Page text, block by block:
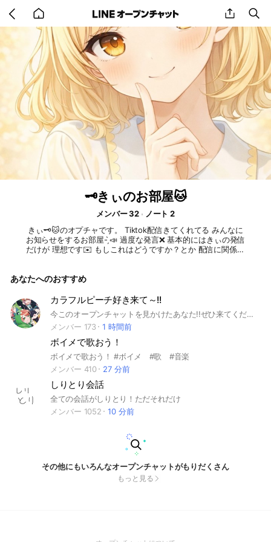
back
to
home
share
🗝きぃのお部屋🐱
メンバー 32
ノート 2
きぃ🗝🐱のオプチャです。 Tiktok配信きてくれてる みんなに
お知らせをするお部屋- ̗̀📣 過度な発言❌ 基本的にはきぃの発信
だけが 理想です✉️ もしこれはどうですか？とか 配信に関係あ
あなたへのおすすめ
カラフルピーチ好き来て～!!
今このオープンチャットを見かけたあなた!!ぜひ来てください!! 自分に合わなかったら抜けてもかまいませんが、即抜けは許しません。 皆でカラフルピーチを推して行きましょｰ! トーク数が増えすぎてどこ入ればいいの？ってなったら1番人数が多いとこに入るか、自分の推しのサブオープンチャットに入るようにして下さい #カラフルピーチ #カラピチ #マイクラ
メンバー 173
1 時間前
ボイメで歌おう！
ボイメで歌おう！ #ボイメ #歌 #音楽
メンバー 410
27 分前
しりとり会話
全ての会話がしりとり！ただそれだけ
メンバー 1052
10 分前
その他にもいろんなオープンチャットがもりだくさん
もっと見る